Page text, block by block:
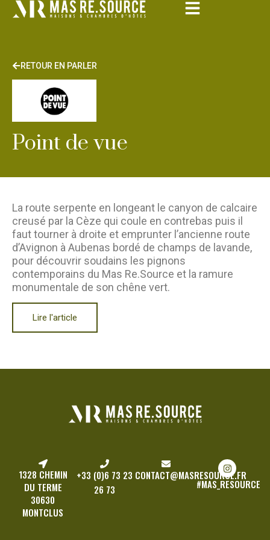
RETOUR EN PARLER
Point de vue
La route serpente en longeant le canyon de calcaire
creusé par la Cèze qui coule en contrebas puis il
faut tourner à droite et emprunter l’ancienne route
d’Avignon à Aubenas bordé de champs de lavande,
pour découvrir soudains les pignons
contemporains du Mas Re.Source et la ramure
monumentale de son chêne vert.
Lire l'article
1328 CHEMIN
DU TERME
30630
MONTCLUS
+33 (0)6 73 23
26 73
CONTACT@MASRESOURCE.FR
#MAS_RESOURCE